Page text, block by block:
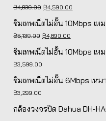
฿4,839.00 Original
price
฿4,839.00.
฿4,590.00Current
ซิมเทพเน็ตไม่อั้น 10Mbps เ
฿5,139.00 Original
price
฿4,890.00Current
ซิมเทพเน็ตไม่อั้น 10Mbps เห
฿3,599.00
ซิมเทพเน็ตไม่อั้น 6Mbps เหม
฿3,299.00
กล้องวงจรปิด Dahua DH-